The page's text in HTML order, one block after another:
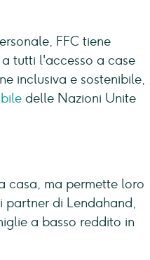
FFC tiene
tutti l'accesso a case
inclusiva e sostenibile,
delle Nazioni Unite
casa, ma permette loro
partner di Lendahand,
a basso reddito in